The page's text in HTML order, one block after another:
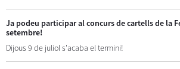
Ja podeu participar al concurs de cartells de la
setembre!
Dijous 9 de juliol s'acaba el termini!